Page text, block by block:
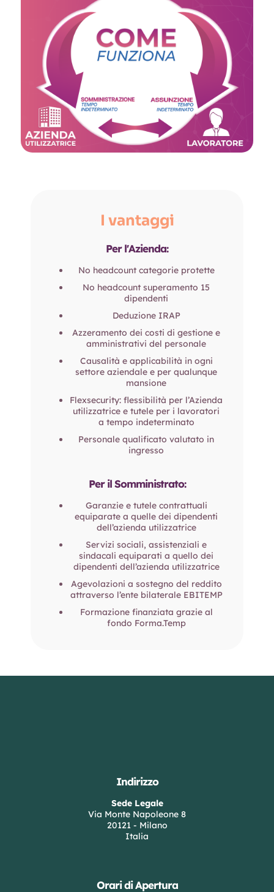
I vantaggi
Per l'Azienda:
No headcount categorie protette
No headcount superamento 15
dipendenti
Deduzione IRAP
Azzeramento dei costi di gestione e
amministrativi del personale
Causalità e applicabilità in ogni
settore aziendale e per qualunque
mansione
Flexsecurity: flessibilità per l’Azienda
utilizzatrice e tutele per i lavoratori
a tempo indeterminato
Personale qualificato valutato in
ingresso
Per il Somministrato:
Garanzie e tutele contrattuali
equiparate a quelle dei dipendenti
dell’azienda utilizzatrice
Servizi sociali, assistenziali e
sindacali equiparati a quello dei
dipendenti dell’azienda utilizzatrice
Agevolazioni a sostegno del reddito
attraverso l’ente bilaterale EBITEMP
Formazione finanziata grazie al
fondo Forma.Temp
Indirizzo
Sede Legale
Via Monte Napoleone 8
20121 - Milano
Italia
Orari di Apertura